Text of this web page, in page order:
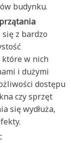
budynku.
z bardzo
które w nich
i dużymi
dostępu
czy sprzęt
się wydłuża,